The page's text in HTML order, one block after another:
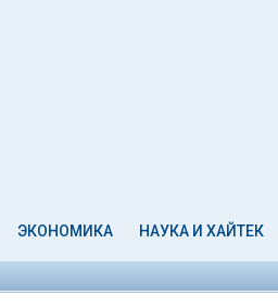
ЭКОНОМИКА НАУКА И ХАЙТЕК